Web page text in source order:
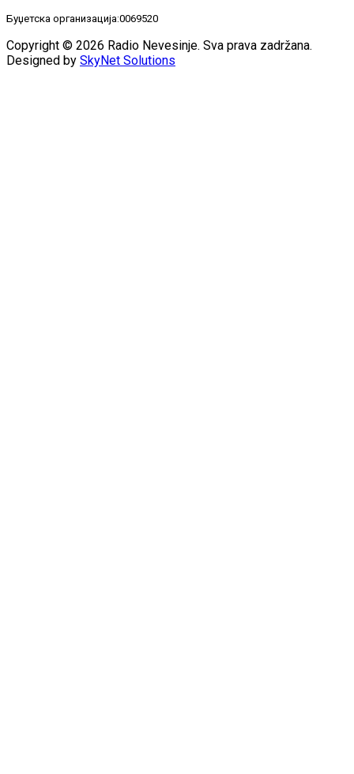
Буџетска организација:0069520
Copyright © 2026 Radio Nevesinje. Sva prava zadržana.
Designed by SkyNet Solutions